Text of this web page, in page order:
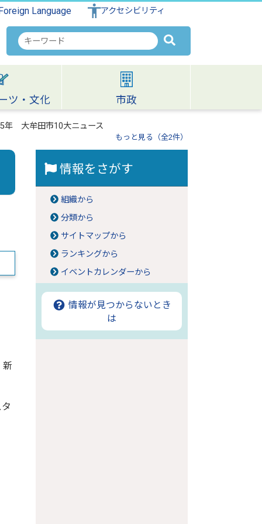
Language アクセシビリティ
検
索
キ
ワ
ー
ド
ツ・文化 市政
年 大牟田市10大ニュース
もっと見る（全2件）
新
情報をさがす
組織から
分類から
サイトマップから
ランキングから
イベントカレンダーから
情報が見つからないとき
は